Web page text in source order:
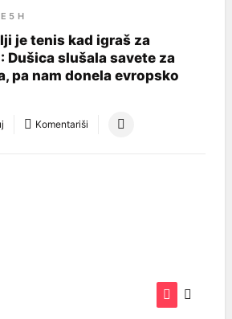
5 H
je tenis kad igraš za
Dušica slušala savete za
pa nam donela evropsko
Komentariši